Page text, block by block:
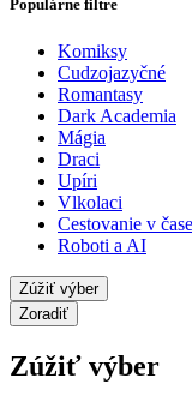
Populárne filtre
Komiksy
Cudzojazyčné
Romantasy
Dark Academia
Mágia
Draci
Upíri
Vlkolaci
Cestovanie v čase
Roboti a AI
Zúžiť výber
Zoradiť
Zúžiť výber